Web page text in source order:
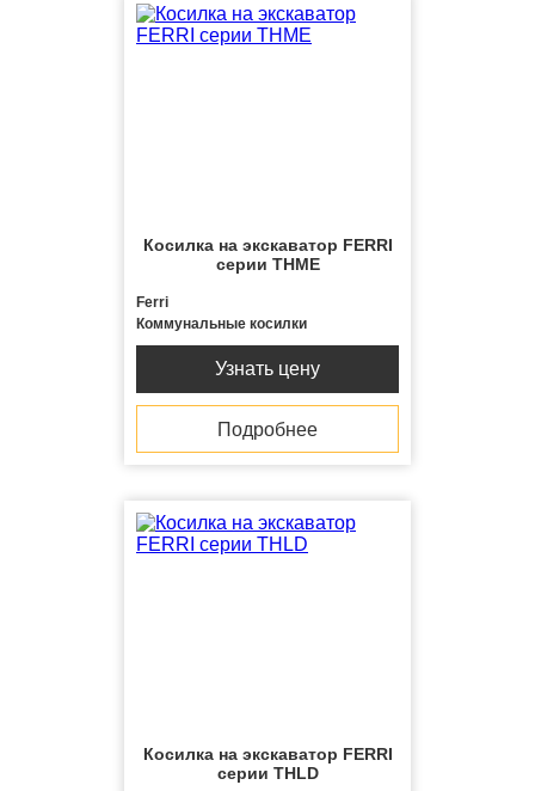
Косилка на экскаватор FERRI
серии THME
Ferri
Коммунальные косилки
Узнать цену
Подробнее
Косилка на экскаватор FERRI
серии THLD